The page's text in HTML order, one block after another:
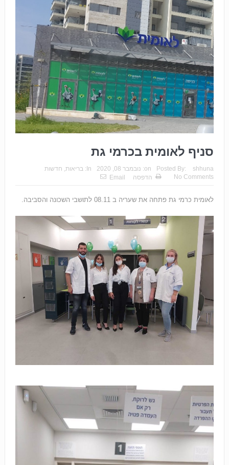
סניף לאומית בכרמי גת
Posted By: shhuna
on: נובמבר 08, 2020 In: בריאות, חדשות
No Comments
הדפסה Email
לאומית כרמי גת פתחה את שעריה ב 08.11 לתושבי השכונה והסביבה.